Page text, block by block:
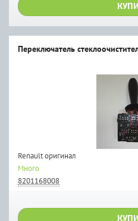
Переключатель
Renault оригинал
Много
8201168008